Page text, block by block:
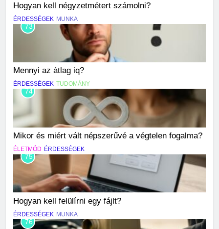
Hogyan kell négyzetmétert számolni?
ÉRDESSÉGEK MUNKA
73
Mennyi az átlag iq?
ÉRDESSÉGEK TUDOMÁNY
74
Mikor és miért vált népszerűvé a végtelen fogalma?
ÉLETMÓD ÉRDESSÉGEK
75
Hogyan kell felülírni egy fájlt?
ÉRDESSÉGEK MUNKA
76